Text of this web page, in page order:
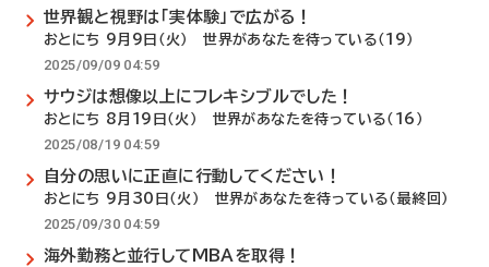
世界観と視野は「実体験」で広がる！
おとにち 9月9日（火） 世界があなたを待っている（19）
2025/09/09 04:59
サウジは想像以上にフレキシブルでした！
おとにち 8月19日（火） 世界があなたを待っている（16）
2025/08/19 04:59
自分の思いに正直に行動してください！
おとにち 9月30日（火） 世界があなたを待っている（最終回）
2025/09/30 04:59
海外勤務と並行してMBAを取得！